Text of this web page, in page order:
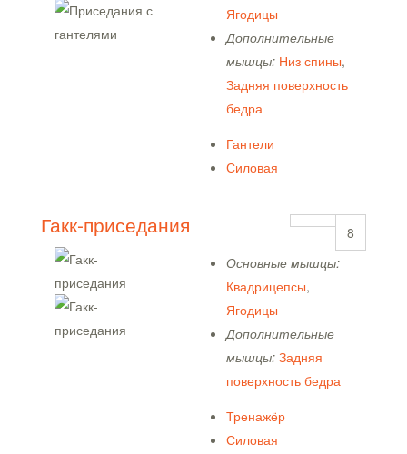
Ягодицы
Дополнительные
мышцы: Низ спины,
Задняя поверхность
бедра
Гантели
Силовая
8
Гакк-приседания
Основные мышцы:
Квадрицепсы,
Ягодицы
Дополнительные
мышцы: Задняя
поверхность бедра
Тренажёр
Силовая